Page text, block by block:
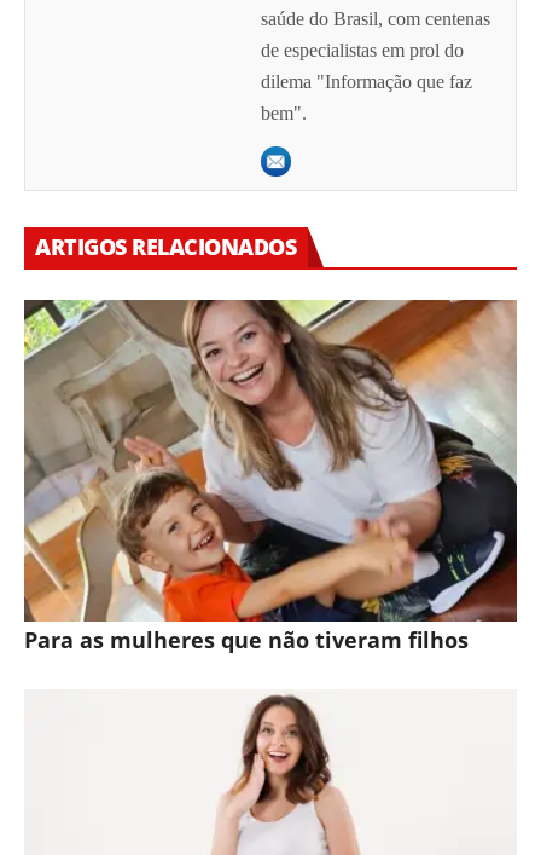
saúde do Brasil, com centenas
de especialistas em prol do
dilema "Informação que faz
bem".
ARTIGOS RELACIONADOS
Para as mulheres que não tiveram filhos